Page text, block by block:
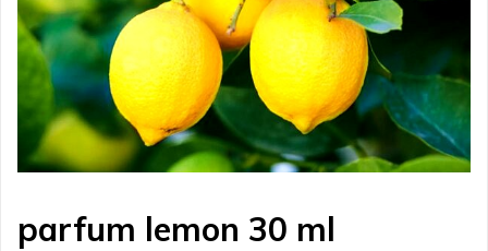
parfum lemon 30 ml